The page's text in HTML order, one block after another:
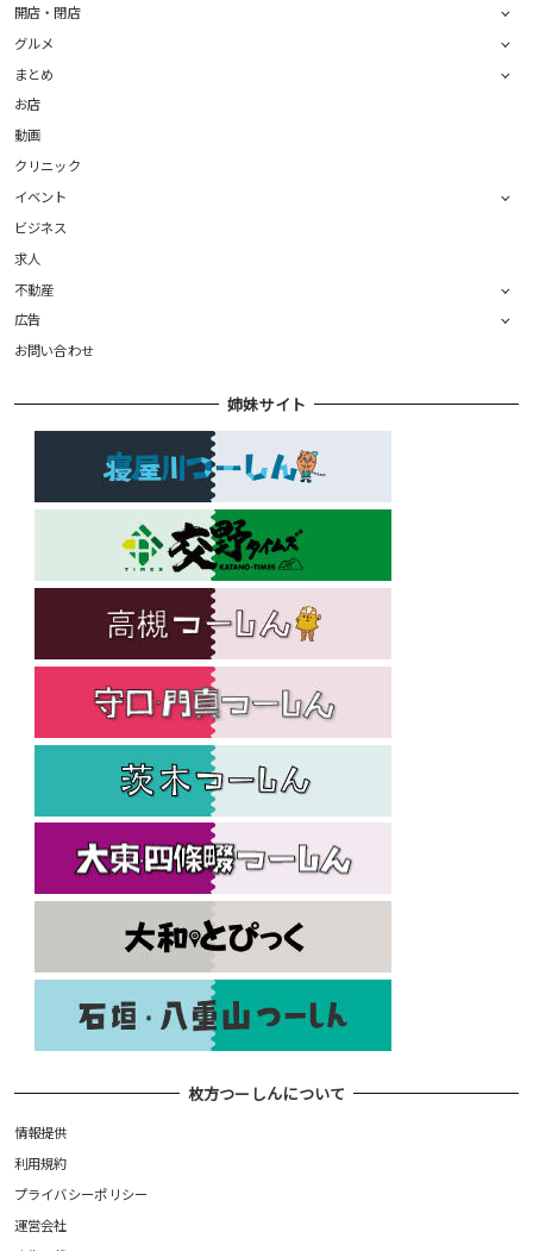
開店・閉店
グルメ
まとめ
お店
動画
クリニック
イベント
ビジネス
求人
不動産
広告
お問い合わせ
姉妹サイト
枚方つーしんについて
情報提供
利用規約
プライバシーポリシー
運営会社